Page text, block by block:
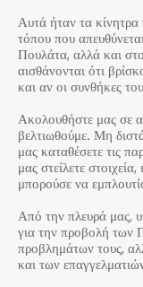
Αυτά ήταν τα κίνητρα
τόπου που
Πουλάτα, αλλά και
αισθάνονται ότι
και αν οι συνθήκες
Ακολουθήστε μας σε
βελτιωθούμε. Μη
μας καταθέσετε τις
μας στείλετε
μπορούσε να
Από την πλευρά μας,
για την προβολή των
προβλημάτων τους,
και των